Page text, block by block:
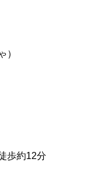
）
歩約12分